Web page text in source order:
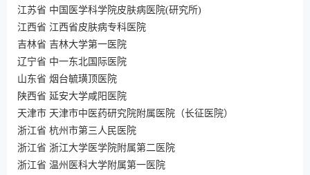
江苏省 中国医学科学院皮肤病医院(研究所)
江西省 江西省皮肤病专科医院
吉林省 吉林大学第一医院
辽宁省 中一东北国际医院
山东省 烟台毓璜顶医院
陕西省 延安大学咸阳医院
天津市 天津市中医药研究院附属医院（长征医院）
浙江省 杭州市第三人民医院
浙江省 浙江大学医学院附属第二医院
浙江省 温州医科大学附属第一医院